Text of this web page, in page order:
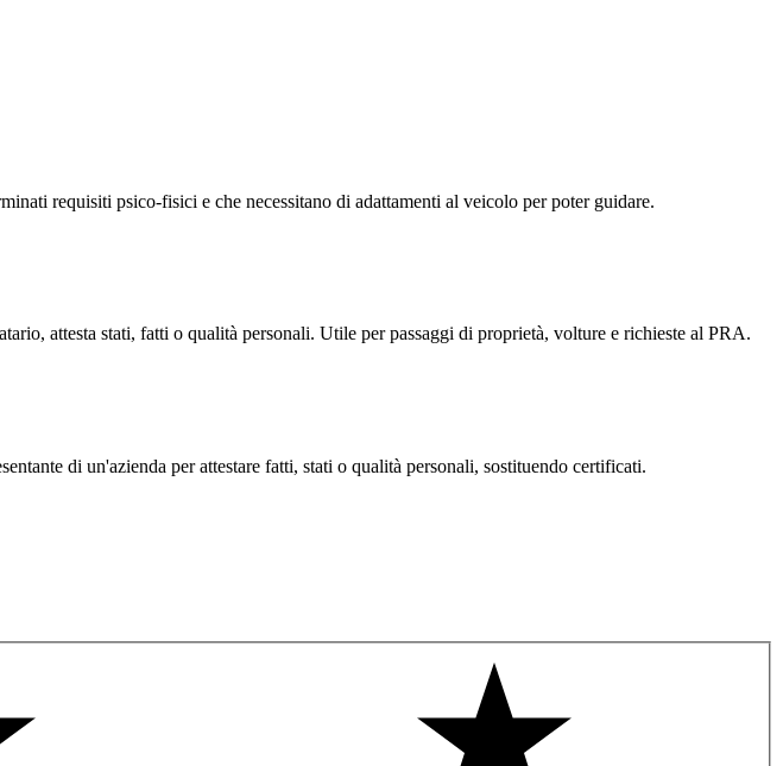
requisiti psico-fisici e che necessitano di adattamenti al veicolo per poter guidare.
attesta stati, fatti o qualità personali. Utile per passaggi di proprietà, volture e richieste al PRA.
di un'azienda per attestare fatti, stati o qualità personali, sostituendo certificati.